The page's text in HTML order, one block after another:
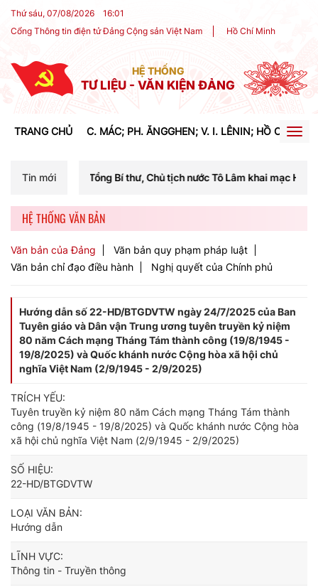
Thứ sáu, 07/08/2026 16:01
Cổng Thông tin điện tử Đảng Cộng sản Việt Nam
Hồ Chí Minh
HỆ THỐNG
TƯ LIỆU - VĂN KIỆN ĐẢNG
TRANG CHỦ C. MÁC; PH. ĂNGGHEN; V. I. LÊNIN; HỒ CHÍ
Tin mới
Bí thư, Chủ tịch nước Tô Lâm khai mạc Hội nghị Trung ương lần
HỆ THỐNG VĂN BẢN
Văn bản của Đảng
Văn bản quy phạm pháp luật
Văn bản chỉ đạo điều hành
Nghị quyết của Chính phủ
Hướng dẫn số 22-HD/BTGDVTW ngày 24/7/2025 của Ban
Tuyên giáo và Dân vận Trung ương tuyên truyền kỷ niệm
80 năm Cách mạng Tháng Tám thành công (19/8/1945 -
19/8/2025) và Quốc khánh nước Cộng hòa xã hội chủ
nghĩa Việt Nam (2/9/1945 - 2/9/2025)
TRÍCH YẾU:
Tuyên truyền kỷ niệm 80 năm Cách mạng Tháng Tám thành
công (19/8/1945 - 19/8/2025) và Quốc khánh nước Cộng hòa
xã hội chủ nghĩa Việt Nam (2/9/1945 - 2/9/2025)
SỐ HIỆU:
22-HD/BTGDVTW
LOẠI VĂN BẢN:
Hướng dẫn
LĨNH VỰC:
Thông tin - Truyền thông